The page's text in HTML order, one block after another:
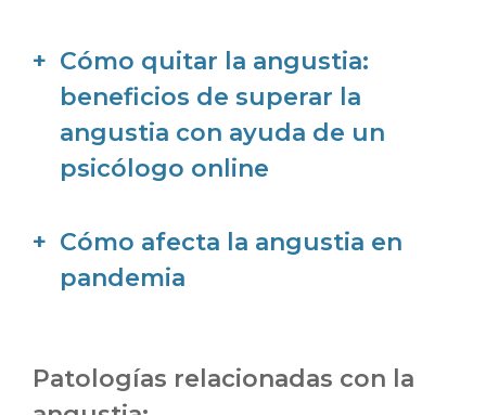
Cómo quitar la angustia:
beneficios de superar la
angustia con ayuda de un
psicólogo online
Cómo afecta la angustia en
pandemia
Patologías relacionadas con la